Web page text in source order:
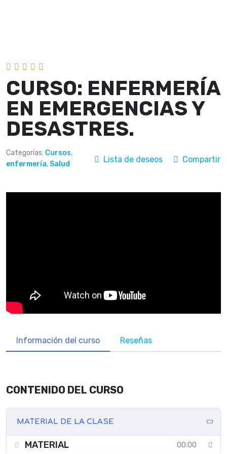
CURSO: ENFERMERÍA
EN EMERGENCIAS Y
DESASTRES.
Categorías: Cursos,
enfermería, Salud Lista de deseos Compartir
Información del curso Reseñas
CONTENIDO DEL CURSO
MATERIAL DE LA CLASE
MATERIAL 00:00